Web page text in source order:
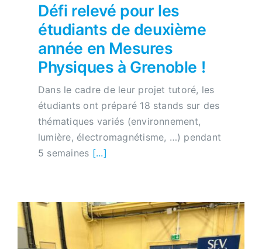
Défi relevé pour les
étudiants de deuxième
année en Mesures
Physiques à Grenoble !
Dans le cadre de leur projet tutoré, les
étudiants ont préparé 18 stands sur des
thématiques variés (environnement,
lumière, électromagnétisme, …) pendant
5 semaines [...]